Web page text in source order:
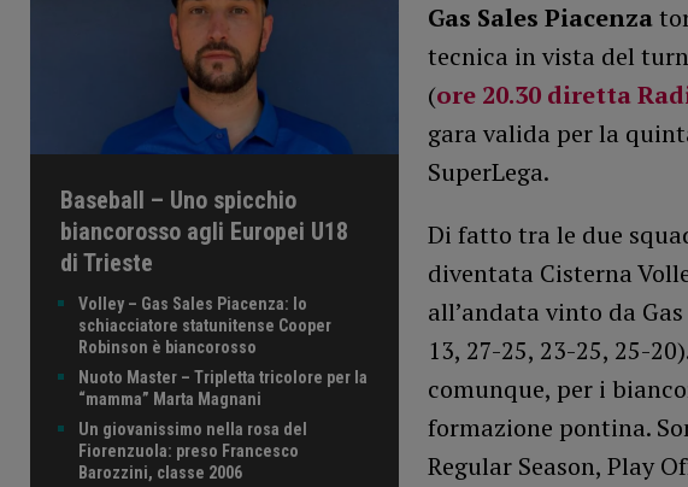
Gas Sales Piacenza
tecnica in vista del
(ore 20.30 diretta
gara valida per la
SuperLega.
Di fatto tra le due
diventata Cisterna
all’andata vinto da
13, 27-25, 23-25, 25-
comunque, per i
formazione pontina.
Regular Season, Play
Baseball – Uno spicchio
biancorosso agli Europei U18
di Trieste
Volley – Gas Sales Piacenza: lo
schiacciatore statunitense Cooper
Robinson è biancorosso
Nuoto Master – Tripletta tricolore per la
“mamma” Marta Magnani
Un giovanissimo nella rosa del
Fiorenzuola: preso Francesco
Barozzini, classe 2006